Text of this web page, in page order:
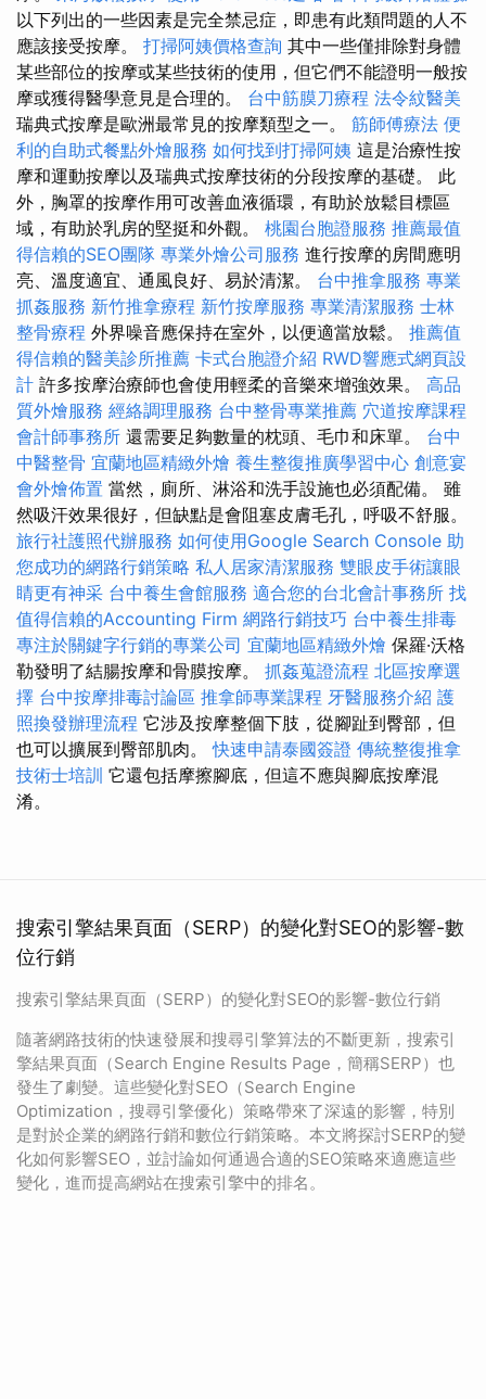
以下列出的一些因素是完全禁忌症，即患有此類問題的人不
應該接受按摩。 打掃阿姨價格查詢 其中一些僅排除對身體
某些部位的按摩或某些技術的使用，但它們不能證明一般按
摩或獲得醫學意見是合理的。 台中筋膜刀療程 法令紋醫美
瑞典式按摩是歐洲最常見的按摩類型之一。 筋師傅療法 便
利的自助式餐點外燴服務 如何找到打掃阿姨 這是治療性按
摩和運動按摩以及瑞典式按摩技術的分段按摩的基礎。 此
外，胸罩的按摩作用可改善血液循環，有助於放鬆目標區
域，有助於乳房的堅挺和外觀。 桃園台胞證服務 推薦最值
得信賴的SEO團隊 專業外燴公司服務 進行按摩的房間應明
亮、溫度適宜、通風良好、易於清潔。 台中推拿服務 專業
抓姦服務 新竹推拿療程 新竹按摩服務 專業清潔服務 士林
整骨療程 外界噪音應保持在室外，以便適當放鬆。 推薦值
得信賴的醫美診所推薦 卡式台胞證介紹 RWD響應式網頁設
計 許多按摩治療師也會使用輕柔的音樂來增強效果。 高品
質外燴服務 經絡調理服務 台中整骨專業推薦 穴道按摩課程
會計師事務所 還需要足夠數量的枕頭、毛巾和床單。 台中
中醫整骨 宜蘭地區精緻外燴 養生整復推廣學習中心 創意宴
會外燴佈置 當然，廁所、淋浴和洗手設施也必須配備。 雖
然吸汗效果很好，但缺點是會阻塞皮膚毛孔，呼吸不舒服。
旅行社護照代辦服務 如何使用Google Search Console 助
您成功的網路行銷策略 私人居家清潔服務 雙眼皮手術讓眼
睛更有神采 台中養生會館服務 適合您的台北會計事務所 找
值得信賴的Accounting Firm 網路行銷技巧 台中養生排毒
專注於關鍵字行銷的專業公司 宜蘭地區精緻外燴 保羅·沃格
勒發明了結腸按摩和骨膜按摩。 抓姦蒐證流程 北區按摩選
擇 台中按摩排毒討論區 推拿師專業課程 牙醫服務介紹 護
照換發辦理流程 它涉及按摩整個下肢，從腳趾到臀部，但
也可以擴展到臀部肌肉。快速申請泰國簽證 傳統整復推拿
技術士培訓 它還包括摩擦腳底，但這不應與腳底按摩混
淆。
搜索引擎結果頁面（SERP）的變化對SEO的影響-數
位行銷
搜索引擎結果頁面（SERP）的變化對SEO的影響-數位行銷
隨著網路技術的快速發展和搜尋引擎算法的不斷更新，搜索引
擎結果頁面（Search Engine Results Page，簡稱SERP）也
發生了劇變。這些變化對SEO（Search Engine
Optimization，搜尋引擎優化）策略帶來了深遠的影響，特別
是對於企業的網路行銷和數位行銷策略。本文將探討SERP的變
化如何影響SEO，並討論如何通過合適的SEO策略來適應這些
變化，進而提高網站在搜索引擎中的排名。